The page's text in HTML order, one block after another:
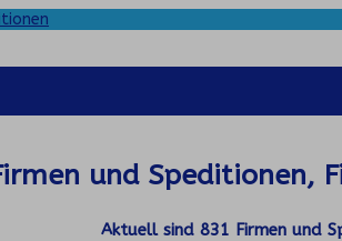
und Speditionen,
Aktuell sind 831 Firmen und